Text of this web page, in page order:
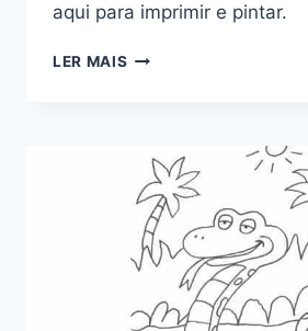
aqui para imprimir e pintar.
LER MAIS DESENHOS